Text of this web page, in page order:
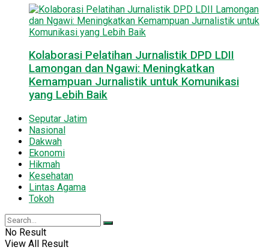
Kolaborasi Pelatihan Jurnalistik DPD LDII
Lamongan dan Ngawi: Meningkatkan
Kemampuan Jurnalistik untuk Komunikasi
yang Lebih Baik
Seputar Jatim
Nasional
Dakwah
Ekonomi
Hikmah
Kesehatan
Lintas Agama
Tokoh
No Result
View All Result